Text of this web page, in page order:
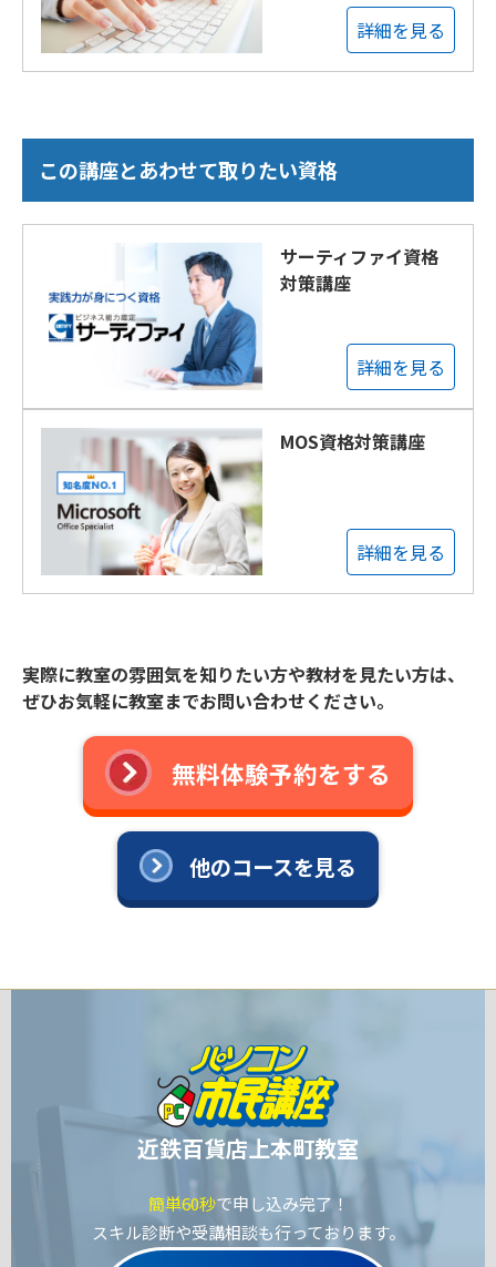
詳細を見る
この講座とあわせて取りたい資格
サーティファイ資格
対策講座
詳細を見る
MOS資格対策講座
詳細を見る
実際に教室の雰囲気を知りたい方や教材を見たい方は、
ぜひお気軽に教室までお問い合わせください。
無料体験予約をする
他のコースを見る
近鉄百貨店上本町教室
簡単60秒で申し込み完了！
スキル診断や受講相談も行っております。